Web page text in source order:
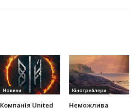
Новини
Компанія United
Кінотрейлери
Неможлива